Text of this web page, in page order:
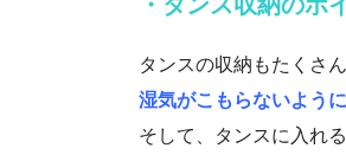
タンスの収納もたくさ
湿気がこもらないよう
そして、タンスに入れ